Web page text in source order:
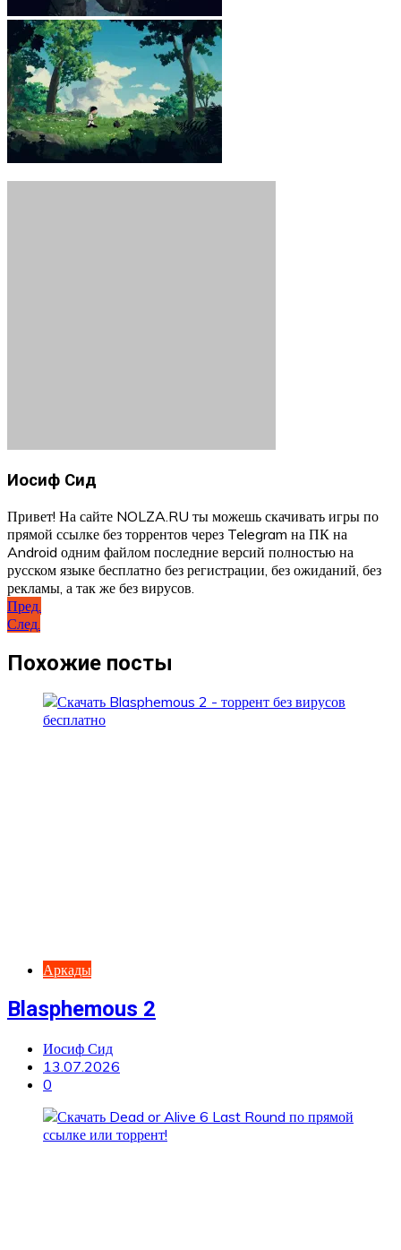
Иосиф Сид
Привет! На сайте NOLZA.RU ты можешь скачивать игры по
прямой ссылке без торрентов через Telegram на ПК на
Android одним файлом последние версий полностью на
русском языке бесплатно без регистрации, без ожиданий, без
рекламы, а так же без вирусов.
Навигация
по
записям
Пред.
След.
Похожие посты
Аркады
Blasphemous 2
Иосиф Сид
13.07.2026
0